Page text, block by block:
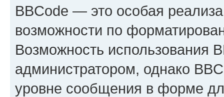
BBCode — это особая
возможности по
Возможность использования
администратором, однако
уровне сообщения в форме